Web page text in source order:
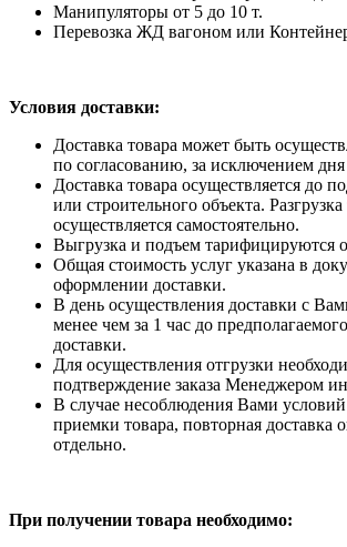
Манипуляторы от 5 до 10 т.
Перевозка ЖД вагоном или
Условия доставки:
Доставка товара может быть
по согласованию, за исключением дня
Доставка товара осуществляется до
или строительного объекта. Разгрузка
осуществляется самостоятельно.
Выгрузка и подъем тарифицируются
Общая стоимость услуг указана в
оформлении доставки.
В день осуществления доставки с
менее чем за 1 час до
доставки.
Для осуществления отгрузки
подтверждение заказа Менеджером
В случае несоблюдения Вами
приемки товара, повторная доставка
отдельно.
При получении товара необходимо: